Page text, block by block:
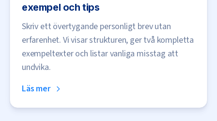
exempel och tips
Skriv ett övertygande personligt brev utan
erfarenhet. Vi visar strukturen, ger två kompletta
exempeltexter och listar vanliga misstag att
undvika.
Läs mer